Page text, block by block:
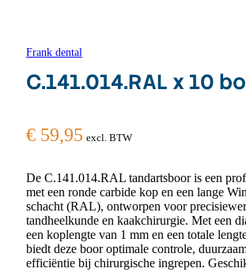
Frank dental
C.141.014.RAL x 10
€ 59,95 excl. BTW
De C.141.014.RAL tandartsboor is een
met een ronde carbide kop en een lange
schacht (RAL), ontworpen voor
tandheelkunde en kaakchirurgie. Met een
een koplengte van 1 mm en een totale
biedt deze boor optimale controle,
efficiëntie bij chirurgische ingrepen.